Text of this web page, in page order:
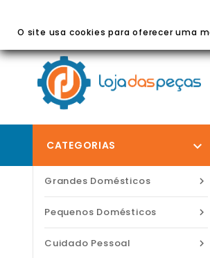
CATEGORIAS 

Grandes Domésticos

Pequenos Domésticos

Cuidado Pessoal
O site usa cookies para oferecer uma